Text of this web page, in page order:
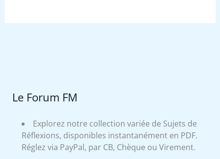
Le Forum FM
Explorez notre collection variée de Sujets de
Réflexions, disponibles instantanément en PDF.
Réglez via PayPal, par CB, Chèque ou Virement.